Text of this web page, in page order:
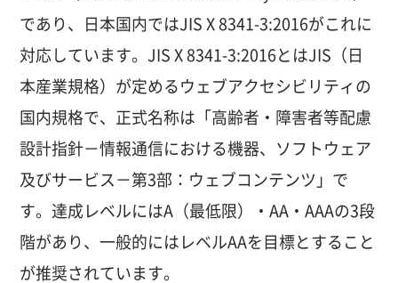
であり、日本国内ではJIS X 8341-3:2016がこれに
対応しています。JIS X 8341-3:2016とはJIS（日
本産業規格）が定めるウェブアクセシビリティの
国内規格で、正式名称は「高齢者・障害者等配慮
設計指針－情報通信における機器、ソフトウェア
及びサービス－第3部：ウェブコンテンツ」で
す。達成レベルにはA（最低限）・AA・AAAの3段
階があり、一般的にはレベルAAを目標とすること
が推奨されています。